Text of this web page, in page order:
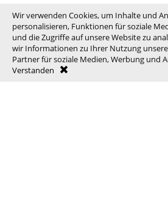
Wir verwenden Cookies, um Inhalte und
personalisieren, Funktionen für soziale
und die Zugriffe auf unsere Website zu
wir Informationen zu Ihrer Nutzung
Partner für soziale Medien, Werbung und
Verstanden